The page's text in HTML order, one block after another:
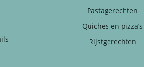
Pastagerechten
Quiches en pizza’s
Rijstgerechten